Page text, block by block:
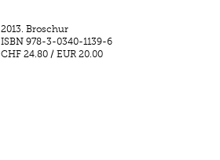
2013. Broschur
ISBN 978-3-0340-1139-6
CHF 24.80 /EUR 20.00